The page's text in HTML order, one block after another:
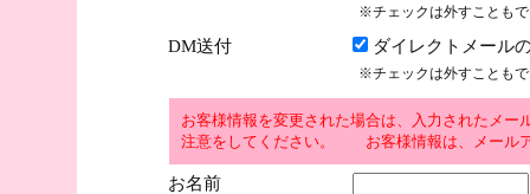
※チェックは外すことも
DM送付 ダイレクトメール
※チェックは外すことも
お客様情報を変更された場合は、入力されたメ
注意をしてください。 お客様情報は、メール
お名前